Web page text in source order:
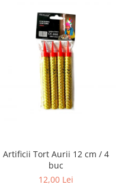
Artificii Tort Aurii 12 cm / 4
buc
12,00 Lei